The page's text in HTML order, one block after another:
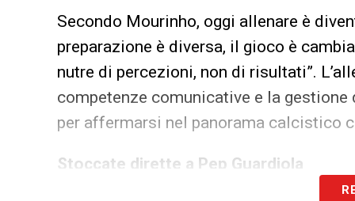
Secondo Mourinho, oggi allenare è
preparazione è diversa, il gioco è
nutre di percezioni, non di risultati”.
competenze comunicative e la
per affermarsi nel panorama calcistico
Stoccate dirette a Pep Guardiola